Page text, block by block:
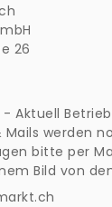
26
- Aktuell
Mails werden
bitte per
Bild von